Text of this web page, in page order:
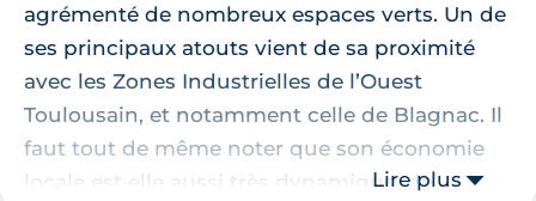
agrémenté de nombreux espaces verts. Un de
ses principaux atouts vient de sa proximité
avec les Zones Industrielles de l’Ouest
Toulousain, et notamment celle de Blagnac. Il
faut tout de même noter que son économie
locale est elle aussi très dynamique, de
Lire plus